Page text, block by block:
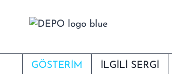
GÖSTERIM İLGİLİ SERGI